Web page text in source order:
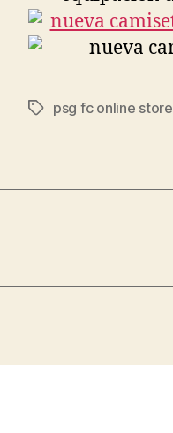
Etiquetas
psg fc online store